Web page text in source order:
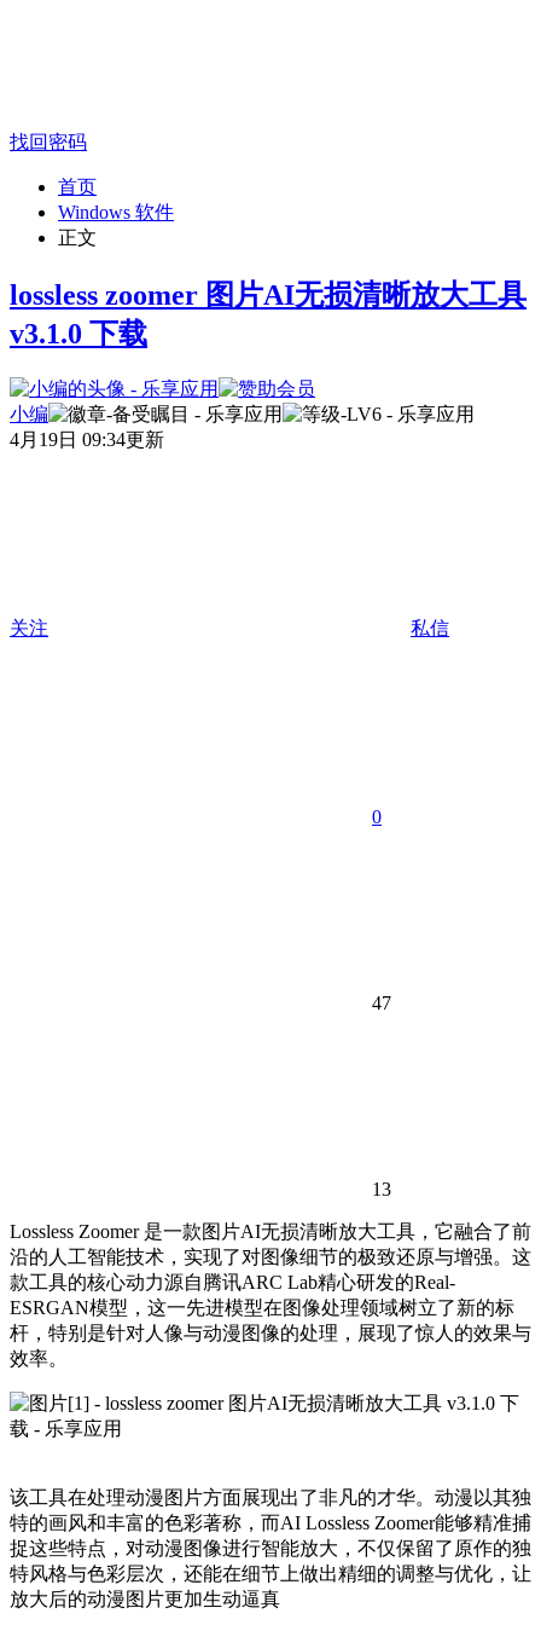
找回密码
首页
Windows 软件
正文
lossless zoomer 图片AI无损清晰放大工具
v3.1.0 下载
小编
4月19日 09:34更新
关注 私信
0
47
13
Lossless Zoomer 是一款图片AI无损清晰放大工具，它融合了前
沿的人工智能技术，实现了对图像细节的极致还原与增强。这
款工具的核心动力源自腾讯ARC Lab精心研发的Real-
ESRGAN模型，这一先进模型在图像处理领域树立了新的标
杆，特别是针对人像与动漫图像的处理，展现了惊人的效果与
效率。
该工具在处理动漫图片方面展现出了非凡的才华。动漫以其独
特的画风和丰富的色彩著称，而AI Lossless Zoomer能够精准捕
捉这些特点，对动漫图像进行智能放大，不仅保留了原作的独
特风格与色彩层次，还能在细节上做出精细的调整与优化，让
放大后的动漫图片更加生动逼真